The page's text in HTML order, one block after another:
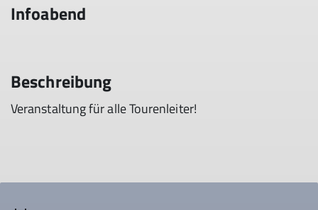
Infoabend
Beschreibung
Veranstaltung für alle Tourenleiter!